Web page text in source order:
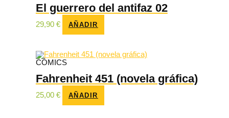
El guerrero del antifaz 02
29,90 € AÑADIR
CÓMICS
Fahrenheit 451 (novela gráfica)
25,00 € AÑADIR